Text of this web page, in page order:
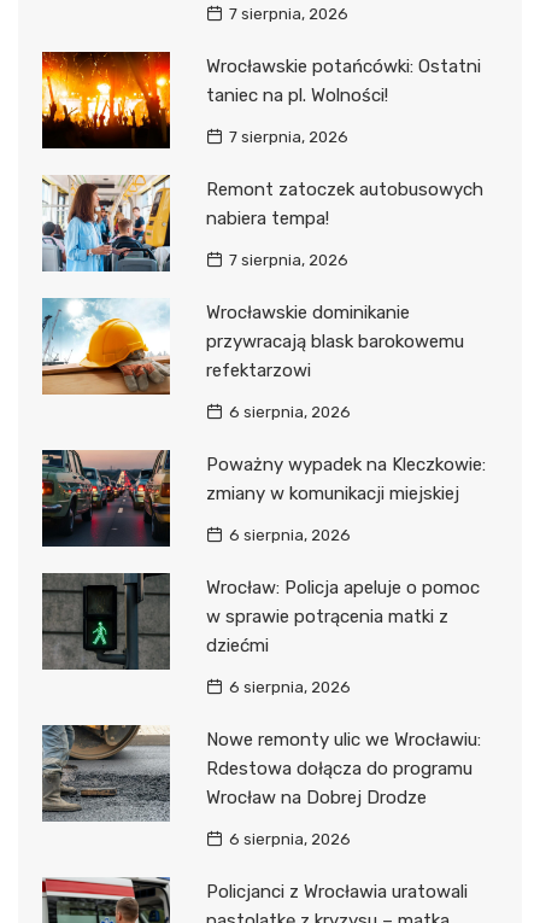
7 sierpnia, 2026
Wrocławskie potańcówki: Ostatni
taniec na pl. Wolności!
7 sierpnia, 2026
Remont zatoczek autobusowych
nabiera tempa!
7 sierpnia, 2026
Wrocławskie dominikanie
przywracają blask barokowemu
refektarzowi
6 sierpnia, 2026
Poważny wypadek na Kleczkowie:
zmiany w komunikacji miejskiej
6 sierpnia, 2026
Wrocław: Policja apeluje o pomoc
w sprawie potrącenia matki z
dziećmi
6 sierpnia, 2026
Nowe remonty ulic we Wrocławiu:
Rdestowa dołącza do programu
Wrocław na Dobrej Drodze
6 sierpnia, 2026
Policjanci z Wrocławia uratowali